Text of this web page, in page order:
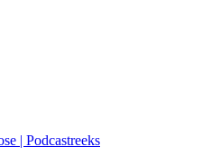
| Podcastreeks